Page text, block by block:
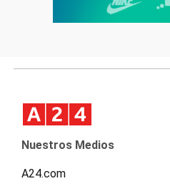
Nuestros Medios
A24.com